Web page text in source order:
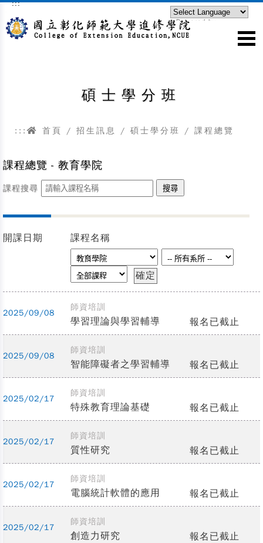
跳到主要內容區塊
:::
Powered by
碩士學分班
::: 首頁 / 招生訊息 / 碩士學分班 / 課程總覽
課程總覽 - 教育學院
課程搜尋
開課日期 課程名稱
2025/09/08
師資培訓
學習理論與學習輔導 報名已截止
2025/09/08
師資培訓
智能障礙者之學習輔導 報名已截止
2025/02/17
師資培訓
特殊教育理論基礎 報名已截止
2025/02/17
師資培訓
質性研究 報名已截止
2025/02/17
師資培訓
電腦統計軟體的應用 報名已截止
2025/02/17
師資培訓
創造力研究 報名已截止